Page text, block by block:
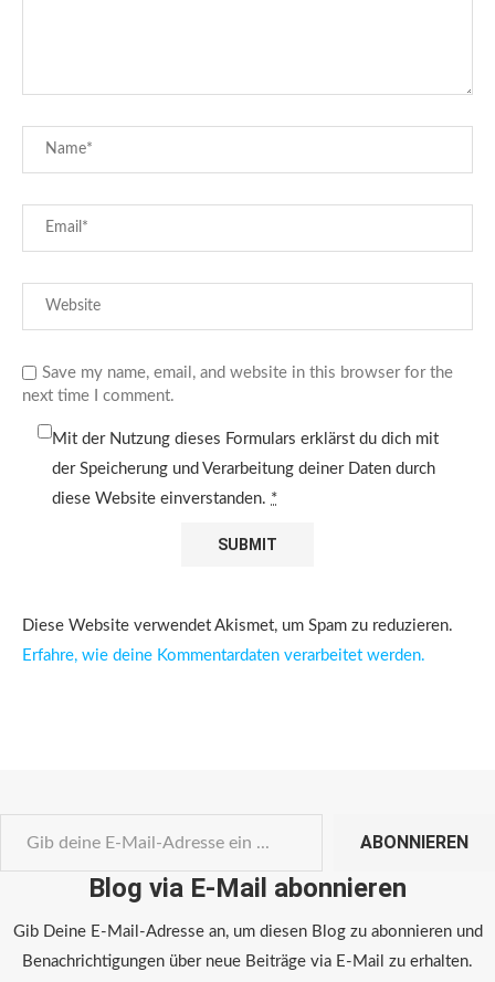
Save my name, email, and website in this browser for the
next time I comment.
Mit der Nutzung dieses Formulars erklärst du dich mit
der Speicherung und Verarbeitung deiner Daten durch
diese Website einverstanden. *
Diese Website verwendet Akismet, um Spam zu reduzieren.
Erfahre, wie deine Kommentardaten verarbeitet werden.
ABONNIEREN
Blog via E-Mail abonnieren
Gib Deine E-Mail-Adresse an, um diesen Blog zu abonnieren und
Benachrichtigungen über neue Beiträge via E-Mail zu erhalten.